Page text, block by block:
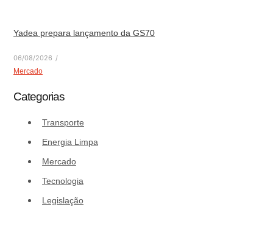
Yadea prepara lançamento da GS70
06/08/2026 /
Mercado
Categorias
Transporte
Energia Limpa
Mercado
Tecnologia
Legislação